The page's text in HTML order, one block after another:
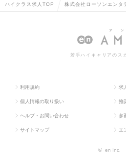
ハイクラス求人TOP 株式会社ローソンエンタ
若手ハイキャリアのス
利用規約 求
個人情報の取り扱い 推
ヘルプ・お問い合わせ 参
サイトマップ エ
© en Inc.